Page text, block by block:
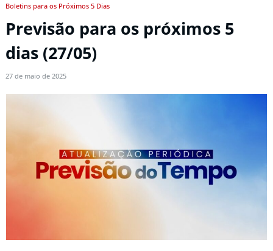
Boletins para os Próximos 5 Dias
Previsão para os próximos 5
dias (27/05)
27 de maio de 2025